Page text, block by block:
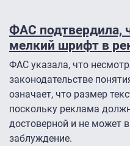
ФАС подтвердила,
мелкий шрифт в
ФАС указала, что
законодательстве
означает, что размер
поскольку реклама
достоверной и не может
заблуждение.